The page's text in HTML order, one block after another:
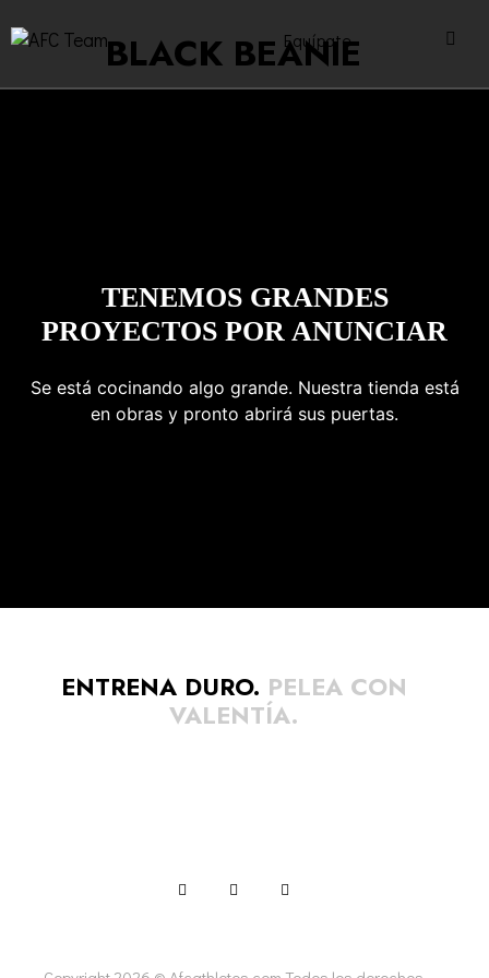
BLACK BEANIE
Equípate
TENEMOS GRANDES
PROYECTOS POR ANUNCIAR
Se está cocinando algo grande. Nuestra tienda está
en obras y pronto abrirá sus puertas.
ENTRENA DURO. PELEA CON
VALENTÍA.